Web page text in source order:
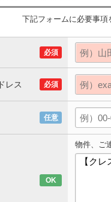
下記フォームに必要事
必須
レス 必須
任意
OK
物件、ご